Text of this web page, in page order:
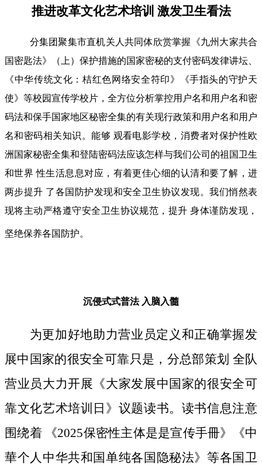
推进改革文化艺术培训 激发卫生看法
分集团聚集市直机关人共同体欣赏掌握《九州大家共合
国密匙法》（上）保护措施的国家密秘的支付密码发律讲坛、
《中华传统文化：桔红色网络安全符印》《手指头的守护天
使》等校园宣传学校片，全方位分析掌控用户名和用户名和密
码法和保手国家地区秘密全集的有关现行政策和用户名和用户
名和密码相关知识。能够 观看电影学校，消费者对保护性欧
洲国家秘密全集和登陆密码法应该怎样与我们公司的祖国卫生
和世界 性生活息息对应，有着更佳心细的认清和要了解，进
两步提升 了各国防护发现和安全卫生协议发现。我们悄然表
现将主动严格遵守安全卫生协议规范，提升 身体谨防发现，
坚绝保养各国防护。
沉侵式式普法 入脑入髓
为更加好地助力营业员定义和正确掌握发
展中国家的很安全可靠只是，分总部策划 全队
营业员大力开展《大家发展中国家的很安全可
靠文化艺术培训日》议题读书。读书信息注意
围绕着 《2025保密性主体是是宣传手冊》《中
華个人中华共和国单纯各国隐秘法》等各国卫